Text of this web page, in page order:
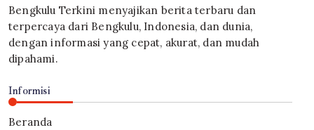
Bengkulu Terkini menyajikan berita terbaru dan
terpercaya dari Bengkulu, Indonesia, dan dunia,
dengan informasi yang cepat, akurat, dan mudah
dipahami.
Informisi
Beranda